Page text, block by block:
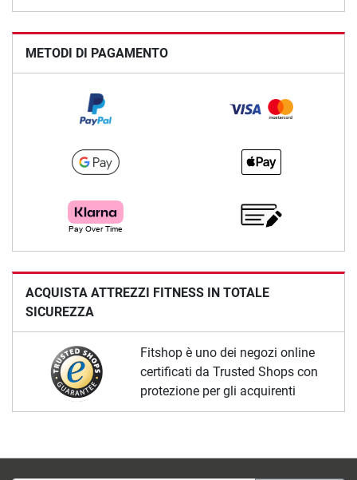
METODI DI PAGAMENTO
ACQUISTA ATTREZZI FITNESS IN TOTALE
SICUREZZA
Fitshop è uno dei negozi online
certificati da Trusted Shops con
protezione per gli acquirenti